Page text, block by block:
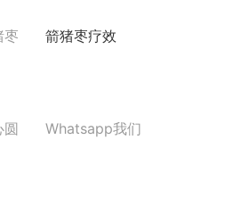
枣 箭猪枣疗效
圆 Whatsapp我们